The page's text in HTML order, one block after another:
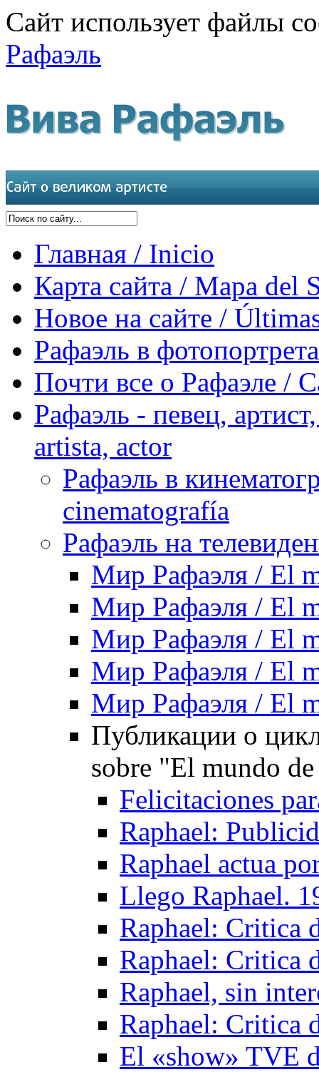
Сайт использует файлы
Рафаэль
Главная / Inicio
Карта сайта / Mapa del
Новое на сайте /
Рафаэль в
Почти все о Рафаэле /
Рафаэль - певец,
artista, actor
Рафаэль в
cinematografía
Рафаэль на
Мир Рафаэля / El
Мир Рафаэля / El
Мир Рафаэля / El
Мир Рафаэля / El
Мир Рафаэля / El
Публикации о
sobre "El mundo
Felicitaciones
Raphael:
Raphael actua
Llego Raphael.
Raphael: Critica
Raphael: Critica
Raphael, sin
Raphael: Critica
El «show» TVE